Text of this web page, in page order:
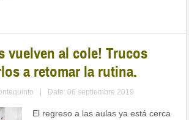
vuelven al cole! Trucos
a retomar la rutina.
Date: 06 septiembre 2019
El regreso a las aulas ya está cerca